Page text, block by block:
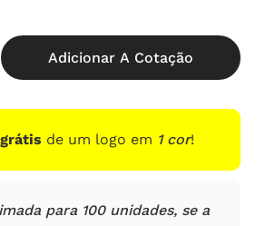
Adicionar A Cotação
de um logo em 1 cor!
para 100 unidades, se a